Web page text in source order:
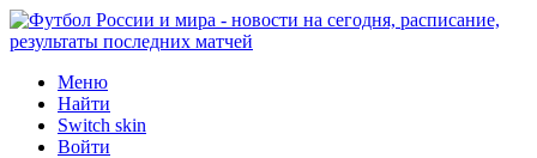
Меню
Найти
Switch skin
Войти